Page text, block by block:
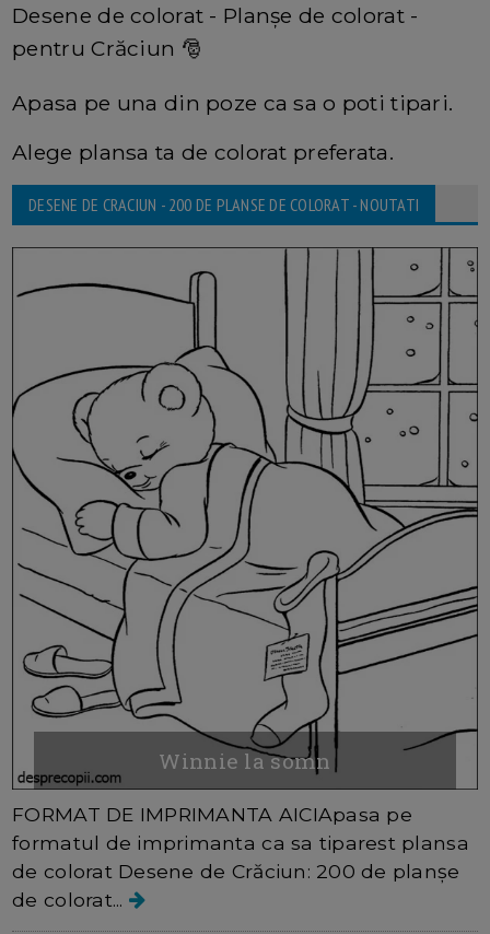
Desene de colorat - Planșe de colorat -
pentru Crăciun 🎅
Apasa pe una din poze ca sa o poti tipari.
Alege plansa ta de colorat preferata.
DESENE DE CRACIUN - 200 DE PLANSE DE COLORAT - NOUTATI
Winnie la somn
FORMAT DE IMPRIMANTA AICIApasa pe
formatul de imprimanta ca sa tiparest plansa
de colorat Desene de Crăciun: 200 de planșe
de colorat...